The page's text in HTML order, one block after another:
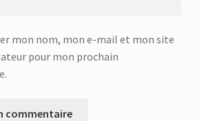
mon nom, mon e-mail et mon site
pour mon prochain